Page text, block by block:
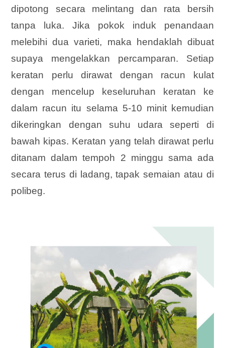
dipotong secara melintang dan rata bersih
tanpa luka. Jika pokok induk penandaan
melebihi dua varieti, maka hendaklah dibuat
supaya mengelakkan percamparan. Setiap
keratan perlu dirawat dengan racun kulat
dengan mencelup keseluruhan keratan ke
dalam racun itu selama 5-10 minit kemudian
dikeringkan dengan suhu udara seperti di
bawah kipas. Keratan yang telah dirawat perlu
ditanam dalam tempoh 2 minggu sama ada
secara terus di ladang, tapak semaian atau di
polibeg.